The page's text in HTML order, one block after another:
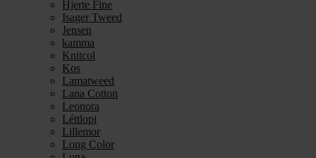
Hjerte Fine
Isager Tweed
Jensen
kamma
Knitcol
Kos
Lamatweed
Lana Cotton
Leonora
Léttlopi
Lillemor
Long Color